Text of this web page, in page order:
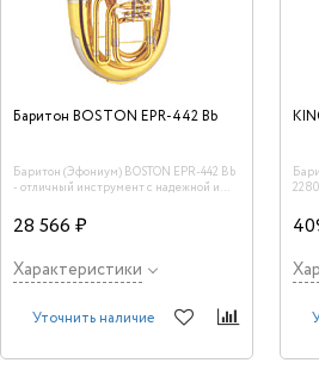
Баритон BOSTON EPR-442 Bb
Баритон (Эфониум) BOSTON EPR-442 Bb
- отличный инструмент с надежной и
мундштук и универсальный
облегчённый кейс на колесах.
28 566 ₽
Характеристики
Уточнить наличие